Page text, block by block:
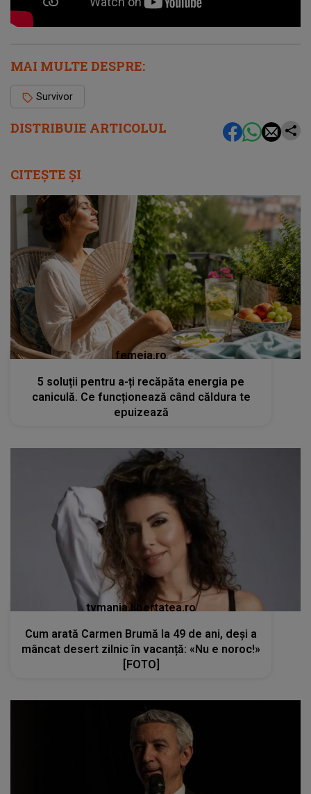
DISTRIBUIE ARTICOLUL
MAI MULTE DESPRE:
Survivor
CITEȘTE ȘI
femeia.ro
5 soluții pentru a-ți recăpăta energia pe
caniculă. Ce funcționează când căldura te
epuizează
tvmania.libertatea.ro
Cum arată Carmen Brumă la 49 de ani, deși a
mâncat desert zilnic în vacanță: «Nu e noroc!»
[FOTO]